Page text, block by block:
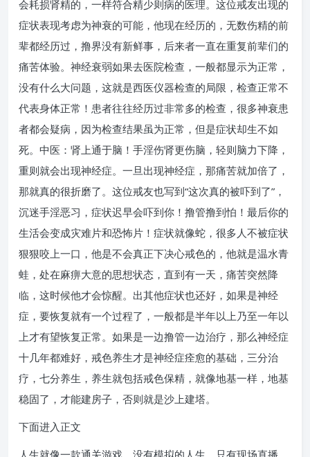
会耗损肾精的，一样符合精少则病的医理。这位戒友出现的
症状表现考虑为神衰的可能，他现在经历的，无数伤精的前
辈都经历过，撸界没有新鲜事，后来者一直在重复前辈们的
痛苦体验。神经衰弱如果去医院检查，一般都显示为正常，
没有什么大问题，这就是西医仪器检查的局限，检查正常不
代表身体正常！患者往往经历过非常多的检查，很多神衰患
者都会疑病，因为检查结果虽为正常，但是症状却生不如
死。中医：肾上通于脑！手淫伤肾更伤脑，轻则脑力下降，
重则就会出现神经症。一旦出现神经症，那痛苦就加倍了，
那就真的很折磨了。这位戒友也写到“这次真的被吓到了”，
沉迷手淫恶习，症状迟早会吓到你！撸管撸到怕！最后你的
生活会变成灾难片和恐怖片！症状就像蛇，很多人不被症状
狠狠咬上一口，他是不会真正下决心戒色的，他就是温水青
蛙，处在麻痹大意的思想状态，直到有一天，痛苦突然降
临，这时候他才会惊醒。出其他症状也还好，如果是神经
症，要恢复就有一个过程了，一般都是半年以上乃至一年以
上才有望恢复正常。如果是一边撸管一边治疗，那么神经症
十几年都难好，戒色养生才是神经症痊愈的基础，三分治
疗，七分养生，养生就包括戒色保精，就像地基一样，地基
稳固了，才能建房子，否则就是沙上建塔。
下面进入正文
人生就像一款通关游戏，没有模拟的人生，只有现场直播，